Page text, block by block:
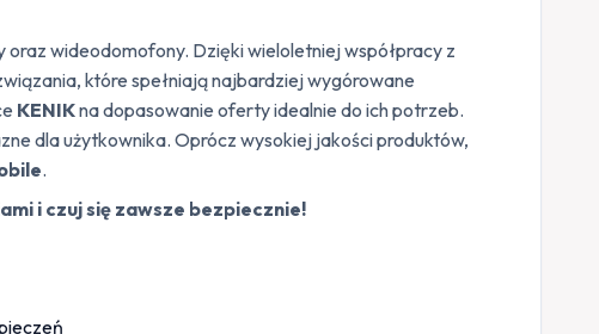
wideodomofony. Dzięki wieloletniej współpracy z
które spełniają najbardziej wygórowane
KENIKna dopasowanie oferty idealnie do ich potrzeb.
dla użytkownika. Oprócz wysokiej jakości produktów,
.
i czuj się zawsze bezpiecznie!